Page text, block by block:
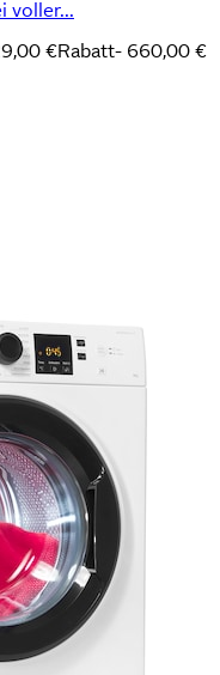
voller...
€Rabatt- 660,00 €